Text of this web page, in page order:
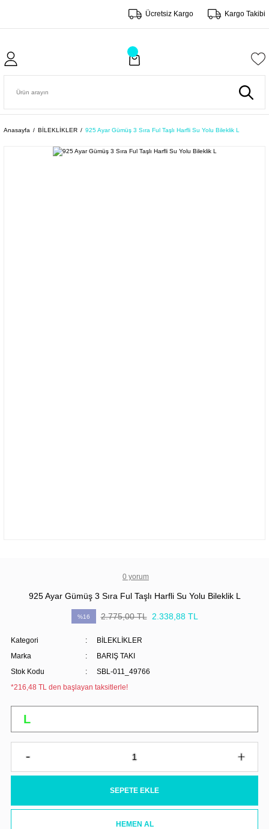
Ücretsiz Kargo Kargo Takibi
Anasayfa BİLEKLİKLER 925 Ayar Gümüş 3 Sıra Ful Taşlı Harfli Su Yolu Bileklik L
0 yorum
925 Ayar Gümüş 3 Sıra Ful Taşlı Harfli Su Yolu Bileklik L
%16 2.775,00 TL 2.338,88 TL
Kategori
BİLEKLİKLER
Marka
BARIŞ TAKI
Stok Kodu
SBL-011_49766
*216,48 TL den başlayan taksitlerle!
SEPETE EKLE
HEMEN AL